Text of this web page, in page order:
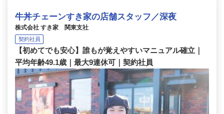
牛丼チェーンすき家の店舗スタッフ／深夜
株式会社 すき家 関東支社
契約社員
【初めてでも安心】誰もが覚えやすいマニュアル確立｜
平均年齢49.1歳｜最大9連休可｜契約社員